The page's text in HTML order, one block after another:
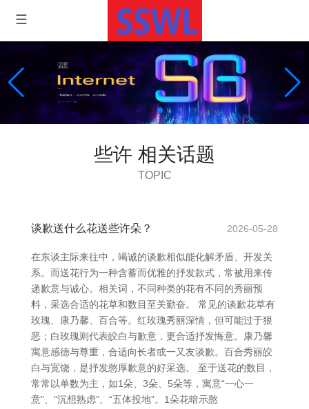
些许 相关话题
TOPIC
谈歉送什么花送些许朵？ 2026-05-28
在东谈主际来往中，竭诚的谈歉相似能化解矛盾、开发关
系。而送花行为一种含蓄而优雅的抒发款式，常被用来传
递歉意与诚心。相关词，不同种类的花有不同的秀丽预
料，采选合适的花草和数目至关勤奋。 常见的谈歉花草有
玫瑰、康乃馨、百合等。红玫瑰秀丽深情，但可能过于狠
恶；白玫瑰则代表皎白与歉意，更合适抒发悔意。康乃馨
寓意感德与尊重，合适向长者或一又友谈歉。百合秀丽皎
白与宽饶，是抒发憨厚歉意的好采选。 至于送花的数目，
常常以单数为主，如1朵、3朵、5朵等，寓意“一心一
意”、“沉想熟虑”、“五体投地”。1朵花暗示憨